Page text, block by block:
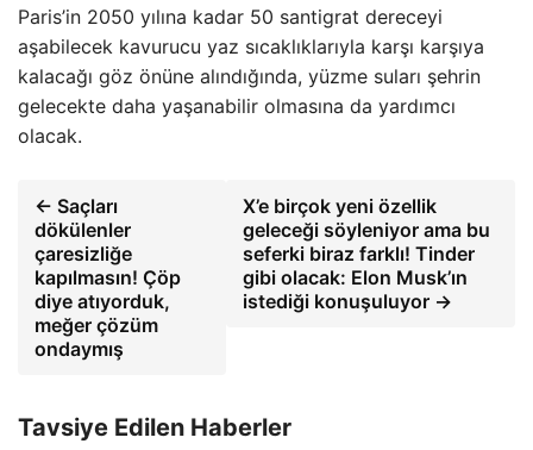
Paris’in 2050 yılına kadar 50 santigrat dereceyi
aşabilecek kavurucu yaz sıcaklıklarıyla karşı karşıya
kalacağı göz önüne alındığında, yüzme suları şehrin
gelecekte daha yaşanabilir olmasına da yardımcı
olacak.
← Saçları
dökülenler
çaresizliğe
kapılmasın! Çöp
diye atıyorduk,
meğer çözüm
ondaymış
X’e birçok yeni özellik
geleceği söyleniyor ama bu
seferki biraz farklı! Tinder
gibi olacak: Elon Musk’ın
istediği konuşuluyor →
Tavsiye Edilen Haberler